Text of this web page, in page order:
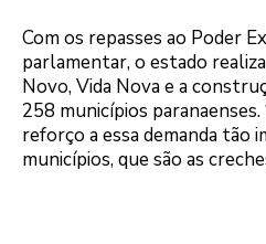
Com os repasses ao Poder
parlamentar, o estado
Novo, Vida Nova e a
258 municípios
reforço a essa demanda tão
municípios, que são as